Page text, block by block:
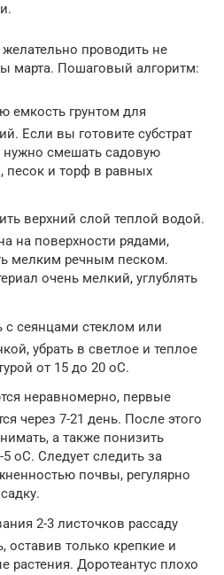
проводить не
марта. Пошаговый алгоритм:
емкость грунтом для
Если вы готовите субстрат
нужно смешать садовую
песок и торф в равных
верхний слой теплой водой.
на поверхности рядами,
мелким речным песком.
очень мелкий, углублять
с сеянцами стеклом или
убрать в светлое и теплое
от 15 до 20 оС.
неравномерно, первые
через 7-21 день. После этого
а также понизить
5 оС. Следует следить за
почвы, регулярно
2-3 листочков рассаду
оставив только крепкие и
растения. Доротеантус плохо